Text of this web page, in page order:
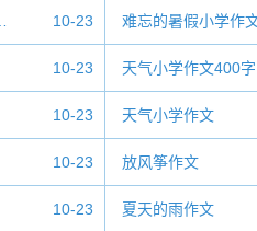
10-23 难忘的暑假小学作
10-23 天气小学作文400字
10-23 天气小学作文
10-23 放风筝作文
10-23 夏天的雨作文